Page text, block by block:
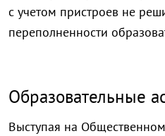
с учетом пристроев не
переполненности
Образовательные
Выступая на